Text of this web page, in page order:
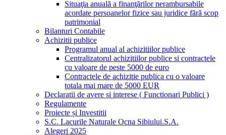
Situaţia anuală a finanţărilor nerambursabile
acordate persoanelor fizice sau juridice fără scop
patrimonial
Bilanturi Contabile
Achizitii publice
Programul anual al achizitiilor publice
Centralizatorul achizitiilor publice si contractele
cu valoare de peste 5000 de euro
Contractele de achizitie publica cu o valoare
totala mai mare de 5000 EUR
Declaratii de avere si interese ( Functionari Publici )
Regulamente
Proiecte și Investitii
S.C. Lacurile Naturale Ocna Sibiului.S.A.
Alegeri 2025